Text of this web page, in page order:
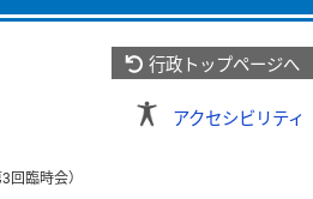
行政トップページへ
アクセシビリティ
回臨時会）